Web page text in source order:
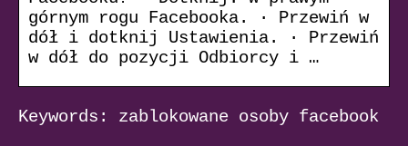
górnym rogu Facebooka. · Przewiń w
dół i dotknij Ustawienia. · Przewiń
w dół do pozycji Odbiorcy i …
Keywords: zablokowane osoby facebook